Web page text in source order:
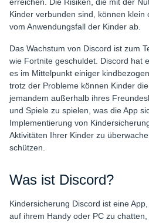
Kinder verbunden sind, können
vom Anwendungsfall der Kinder ab.
Das Wachstum von Discord ist zum
wie Fortnite geschuldet. Discord hat
es im Mittelpunkt einiger
trotz der Probleme können Kinder
jemandem außerhalb ihres
und Spiele zu spielen, was die App
Implementierung von
Aktivitäten Ihrer Kinder zu
schützen.
Was ist Discord?
Kindersicherung Discord ist eine
auf ihrem Handy oder PC zu